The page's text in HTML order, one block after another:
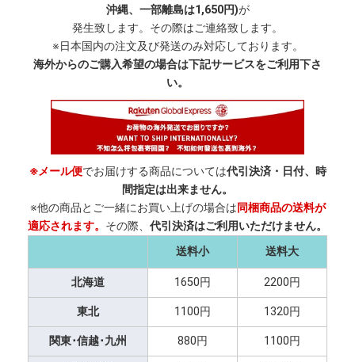
沖縄、一部離島は1,650円)が
発生致します。その際はご連絡致します。
※日本国内の注文及び発送のみ対応しております。
海外からのご購入希望の場合は下記サービスをご利用下さ
い。
※メール便でお届けする商品については代引決済・日付、時
間指定は出来ません。
※他の商品とご一緒にお買い上げの場合は同梱商品の送料が
適応されます。 その際、 代引決済はご利用いただけません。
送料小
送料大
北海道 1650円 2200円
東北 1100円 1320円
関東･信越･九州 880円 1100円